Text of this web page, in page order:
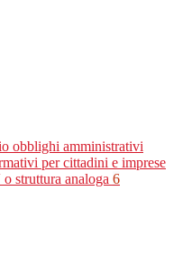
obblighi amministrativi
per cittadini e imprese
struttura analoga 6